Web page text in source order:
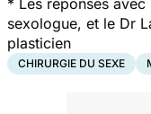
sexologue, et le Dr
plasticien
CHIRURGIE DU SEXE